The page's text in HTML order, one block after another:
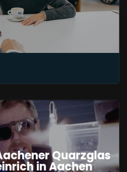
Quarzglas
in Aachen